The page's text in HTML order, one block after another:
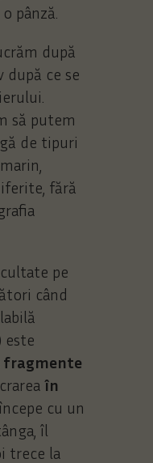
pânză.
după
după ce se
să putem
de tipuri
fără
pe
când
este
fragmente
în
cu un
îl
trece la